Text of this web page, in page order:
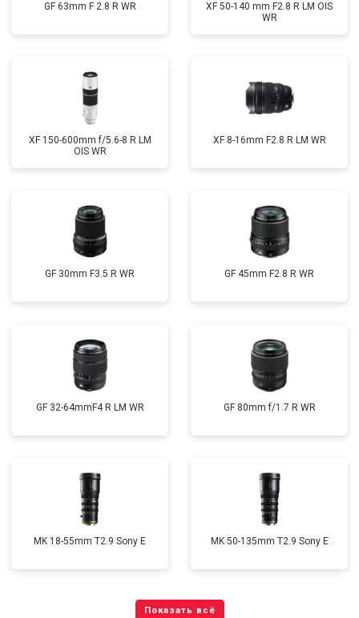
GF 63mm F 2.8 R WR
XF 50-140 mm F2.8 R LM OIS
WR
XF 150-600mm f/5.6-8 R LM
OIS WR
XF 8-16mm F2.8 R LM WR
GF 30mm F3.5 R WR GF 45mm F2.8 R WR
GF 32-64mmF4 R LM WR GF 80mm f/1.7 R WR
MK 18-55mm T2.9 Sony E MK 50-135mm T2.9 Sony E